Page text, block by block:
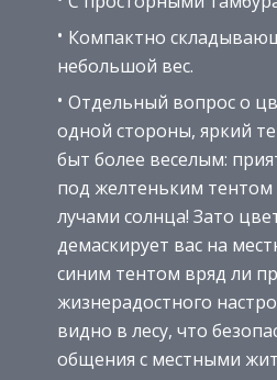
Компактно
небольшой вес.
Отдельный вопрос о
одной стороны, яркий
быт более веселым:
под желтеньким
лучами солнца! Зато
демаскирует вас на
синим тентом вряд ли
жизнерадостного
видно в лесу, что
общения с местными